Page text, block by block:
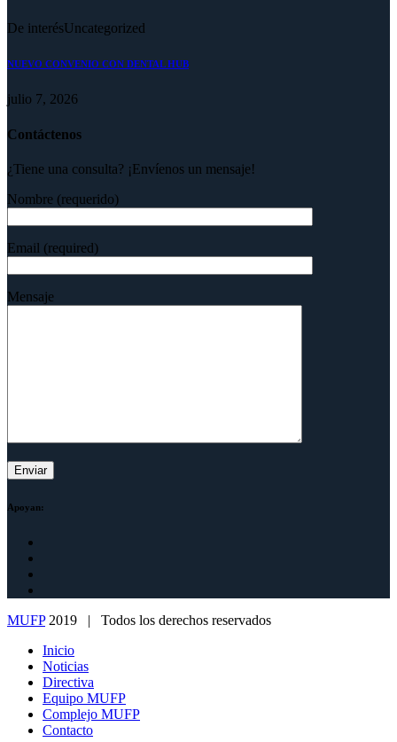
De interésUncategorized
NUEVO CONVENIO CON DENTAL HUB
julio 7, 2026
Contáctenos
¿Tiene una consulta? ¡Envíenos un mensaje!
Nombre (requerido)
Email (required)
Mensaje
Apoyan:
MUFP2019 | Todos los derechos reservados
Inicio
Noticias
Directiva
Equipo MUFP
Complejo MUFP
Contacto